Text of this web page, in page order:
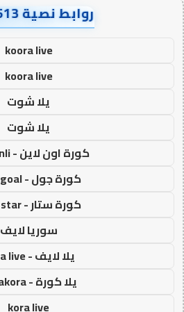
روابط نصية AA80513
koora live
koora live
يلا شوت
يلا شوت
كورة اون لاين - kora onli
كورة جول - kora goal
كورة ستار - kora star
سوريا لايف
يلا لايف - yalla live
يلا كورة - yallakora
kora live